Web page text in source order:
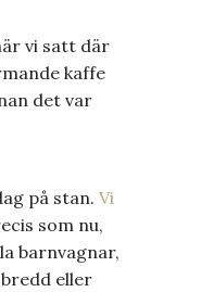
vi satt där
kaffe
det var
på stan. Vi
som nu,
barnvagnar,
eller